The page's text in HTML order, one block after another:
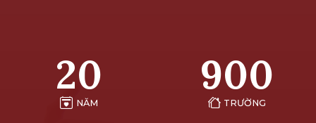
20
NĂM
900
TRƯỜNG